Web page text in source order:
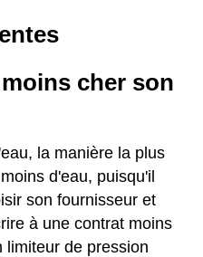
cher son
la manière la plus
d'eau, puisqu'il
son fournisseur et
à une contrat moins
limiteur de pression